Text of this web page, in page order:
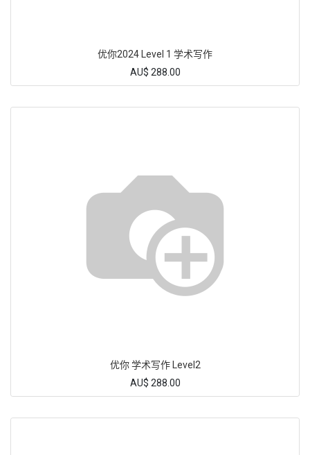
优你2024 Level 1 学术写作
AU$ 288.00
优你 学术写作 Level2
AU$ 288.00